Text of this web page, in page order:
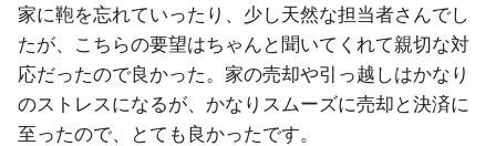
家に鞄を忘れていったり、少し天然な担当者さんでし
たが、こちらの要望はちゃんと聞いてくれて親切な対
応だったので良かった。家の売却や引っ越しはかなり
のストレスになるが、かなりスムーズに売却と決済に
至ったので、とても良かったです。